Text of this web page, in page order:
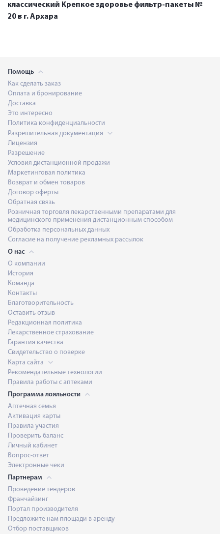
классический Крепкое здоровье фильтр-пакеты №
20 в г. Архара
Помощь
Как сделать заказ
Оплата и бронирование
Доставка
Это интересно
Политика конфиденциальности
Разрешительная документация
Лицензия
Разрешение
Условия дистанционной продажи
Маркетинговая политика
Возврат и обмен товаров
Договор оферты
Обратная связь
Розничная торговля лекарственными препаратами для
медицинского применения дистанционным способом
Обработка персональных данных
Согласие на получение рекламных рассылок
О нас
О компании
История
Команда
Контакты
Благотворительность
Оставить отзыв
Редакционная политика
Лекарственное страхование
Гарантия качества
Свидетельство о поверке
Карта сайта
Рекомендательные технологии
Правила работы с аптеками
Программа лояльности
Аптечная семья
Активация карты
Правила участия
Проверить баланс
Личный кабинет
Вопрос-ответ
Электронные чеки
Партнерам
Проведение тендеров
Франчайзинг
Портал производителя
Предложите нам площади в аренду
Отбор поставщиков